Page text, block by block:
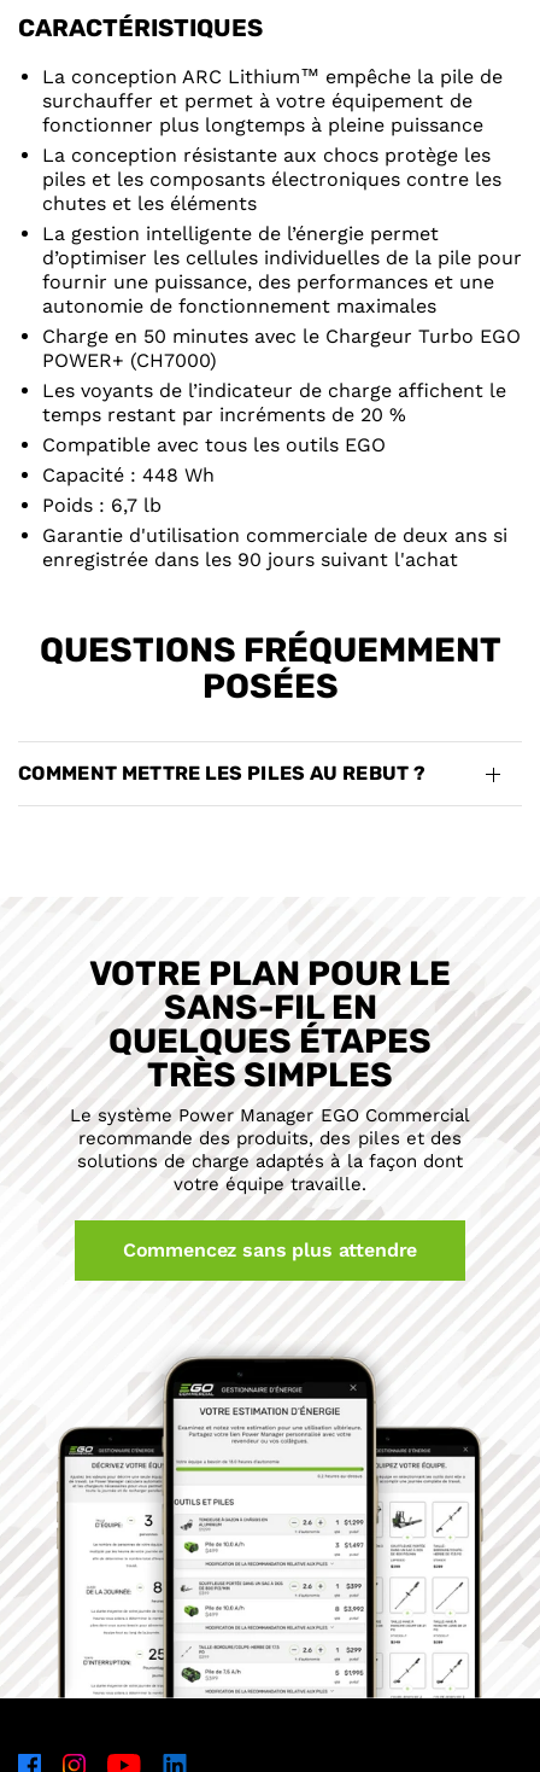
CARACTÉRISTIQUES
La conception ARC Lithium™ empêche la pile de
surchauffer et permet à votre équipement de
fonctionner plus longtemps à pleine puissance
La conception résistante aux chocs protège les
piles et les composants électroniques contre les
chutes et les éléments
La gestion intelligente de l’énergie permet
d’optimiser les cellules individuelles de la pile pour
fournir une puissance, des performances et une
autonomie de fonctionnement maximales
Charge en 50 minutes avec le Chargeur Turbo EGO
POWER+ (CH7000)
Les voyants de l’indicateur de charge affichent le
temps restant par incréments de 20 %
Compatible avec tous les outils EGO
Capacité : 448 Wh
Poids : 6,7 lb
Garantie d'utilisation commerciale de deux ans si
enregistrée dans les 90 jours suivant l'achat
QUESTIONS FRÉQUEMMENT
POSÉES
COMMENT METTRE LES PILES AU REBUT ?
VOTRE PLAN POUR LE
SANS-FIL EN
QUELQUES ÉTAPES
TRÈS SIMPLES
Le système Power Manager EGO Commercial
recommande des produits, des piles et des
solutions de charge adaptés à la façon dont
votre équipe travaille.
Commencez sans plus attendre